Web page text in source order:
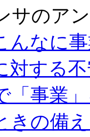
サのア
んなに
対する
「事業
きの備